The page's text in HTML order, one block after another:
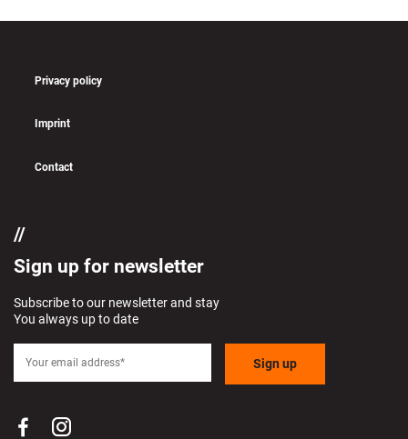
Privacy policy
Imprint
Contact
Sign up for newsletter
Subscribe to our newsletter and stay
You always up to date